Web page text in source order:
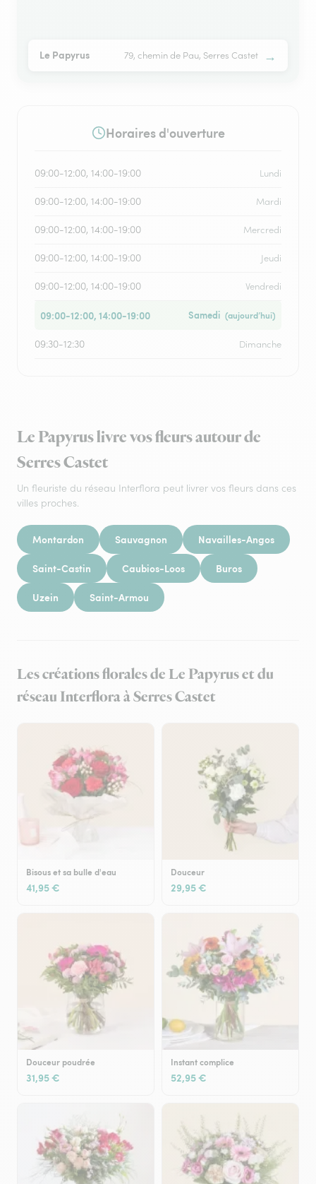
Le Papyrus 79, chemin de Pau, Serres Castet →
Horaires d'ouverture
09:00-12:00, 14:00-19:00 Lundi
09:00-12:00, 14:00-19:00 Mardi
09:00-12:00, 14:00-19:00 Mercredi
09:00-12:00, 14:00-19:00 Jeudi
09:00-12:00, 14:00-19:00 Vendredi
09:00-12:00, 14:00-19:00 Samedi (aujourd’hui)
09:30-12:30 Dimanche
Le Papyrus livre vos fleurs autour de
Serres Castet
Un fleuriste du réseau Interflora peut livrer vos fleurs dans ces
villes proches.
Montardon Sauvagnon Navailles-Angos
Saint-Castin Caubios-Loos Buros
Uzein Saint-Armou
Les créations florales de Le Papyrus et du
réseau Interflora à Serres Castet
Bisous et sa bulle d'eau
41,95 €
Douceur
29,95 €
Douceur poudrée
31,95 €
Instant complice
52,95 €